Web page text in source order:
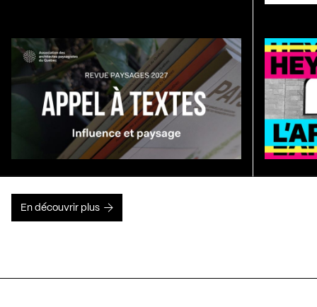
En découvrir plus